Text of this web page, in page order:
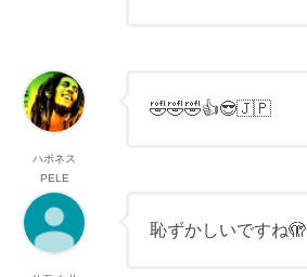
ハポネス
PELE
🤣🤣🤣👍😎🇯🇵
恥ずかしいですね🫣